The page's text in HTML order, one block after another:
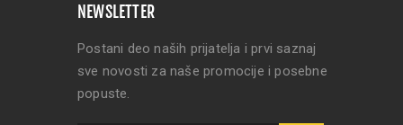
NEWSLETTER
Postani deo naših prijatelja i prvi saznaj
sve novosti za naše promocije i posebne
popuste.